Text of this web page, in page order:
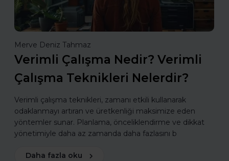
Merve Deniz Tahmaz
Verimli Çalışma Nedir? Verimli
Çalışma Teknikleri Nelerdir?
Verimli çalışma teknikleri, zamanı etkili kullanarak
odaklanmayı artıran ve üretkenliği maksimize eden
yöntemler sunar. Planlama, önceliklendirme ve dikkat
yönetimiyle daha az zamanda daha fazlasını b
Daha fazla oku